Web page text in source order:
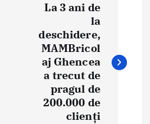
La 3 ani de
la
deschidere,
MAMBricol
aj Ghencea
a trecut de
pragul de
200.000 de
clienți